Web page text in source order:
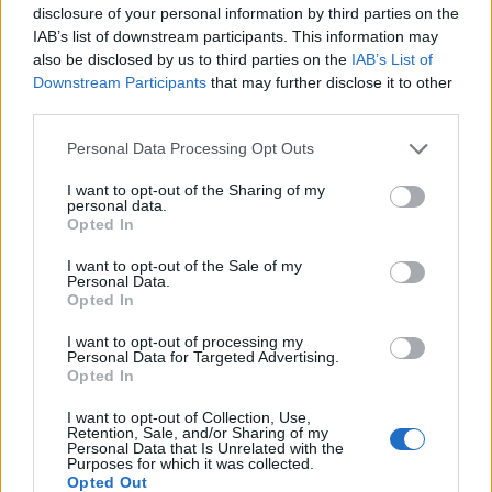
disclosure of your personal information by third parties on the
IAB’s list of downstream participants. This information may
also be disclosed by us to third parties on the IAB’s List of
Downstream Participants that may further disclose it to other
Personal Data Processing Opt Outs
I want to opt-out of the Sharing of my
personal data.
Opted In
I want to opt-out of the Sale of my
Personal Data.
Opted In
I want to opt-out of processing my
Personal Data for Targeted Advertising.
Opted In
I want to opt-out of Collection, Use,
Retention, Sale, and/or Sharing of my
Personal Data that Is Unrelated with the
Purposes for which it was collected.
Opted Out
«Δεσμευόμαστε όπως ορίζει ο νόμος -γιατί αυτή η
κυβέρνηση ό, τι λέει το κάνει- ότι θα υπάρξουν
αφενός κάμερες παντού στους κοινόχρηστους
κτίρια των πανεπιστημίων»,υπογράμμισε ο κ.
Παπαϊωάννου. Διευκρίνισε ότι στην πρώτη φάση
οι κάμερες θα εγκατασταθούν σε αμφιθέατρα και
επεισόδια.
οποιουδήποτε πανεπιστημίου εκτιμήσει ότι
χρειάζονται κάμερες σε κάποιους χώρους
εργαστηρίων -αν όχι σε όλους, σε αυτούς που
ενδεχομένως έχουν μεγάλα όργανα και
τεχνολογικό εξοπλισμό μεγάλης αξίας- θα μπουν